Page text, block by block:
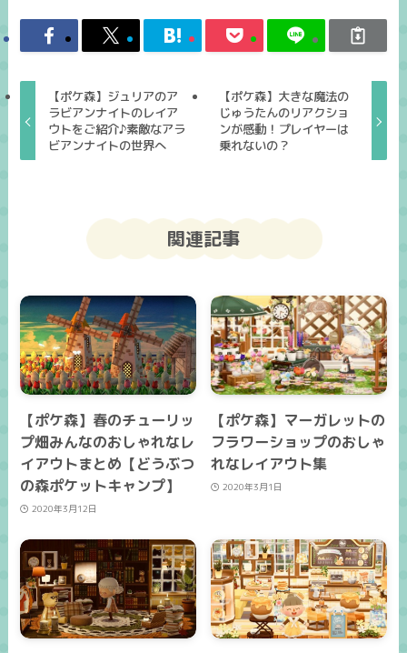
【ポケ森】ジュリアのア
ラビアンナイトのレイア
ウトをご紹介♪素敵なアラ
ビアンナイトの世界へ
【ポケ森】大きな魔法の
じゅうたんのリアクショ
ンが感動！プレイヤーは
乗れないの？
関連記事
【ポケ森】春のチューリッ
プ畑みんなのおしゃれなレ
イアウトまとめ【どうぶつ
の森ポケットキャンプ】
2020年3月12日
【ポケ森】マーガレットの
フラワーショップのおしゃ
れなレイアウト集
2020年3月1日